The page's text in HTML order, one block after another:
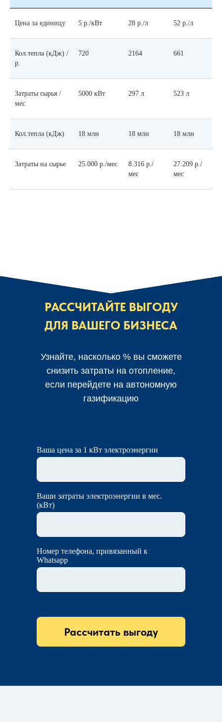
Цена за единицу 5 р./кВт 28 р./л 52 р./л
Кол.тепла (кДж) /
р.
720 2164 661
Затраты сырья /
мес
5000 кВт 297 л 523 л
Кол.тепла (кДж) 18 млн 18 млн 18 млн
Затраты на сырье 25.000 р./мес
8.316 р./
мес
27.209 р./
мес
РАССЧИТАЙТЕ ВЫГОДУ
ДЛЯ ВАШЕГО БИЗНЕСА
Узнайте, насколько % вы сможете
снизить затраты на отопление,
если перейдете на автономную
газификацию
Ваша цена за 1 кВт электроэнергии
Ваши затраты электроэнергии в мес.
(кВт)
Номер телефона, привязанный к
Whatsapp
Рассчитать выгоду